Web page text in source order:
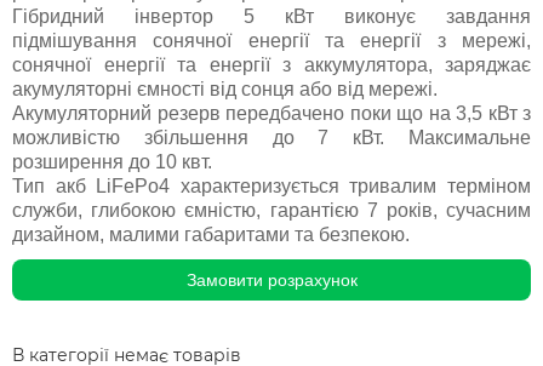
Гібридний інвертор 5 кВт виконує завдання
підмішування сонячної енергії та енергії з мережі,
сонячної енергії та енергії з аккумулятора, заряджає
акумуляторні ємності від сонця або від мережі.
Акумуляторний резерв передбачено поки що на 3,5 кВт з
можливістю збільшення до 7 кВт. Максимальне
розширення до 10 квт.
Тип акб LiFePo4 характеризується тривалим терміном
служби, глибокою ємністю, гарантією 7 років, сучасним
дизайном, малими габаритами та безпекою.
Замовити розрахунок
В категорії немає товарів